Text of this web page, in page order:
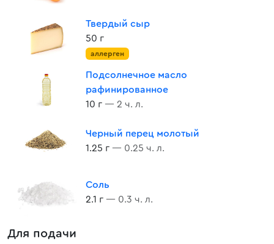
Твердый сыр
50 г
аллерген
Подсолнечное масло
рафинированное
10 г — 2 ч. л.
Черный перец молотый
1.25 г — 0.25 ч. л.
Соль
2.1 г — 0.3 ч. л.
Для подачи